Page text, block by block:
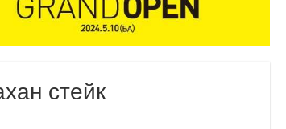
стейк